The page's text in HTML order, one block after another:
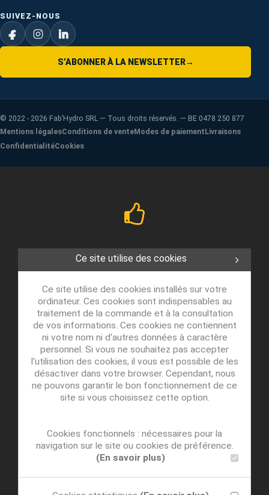
SUIVEZ-NOUS
S’ABONNER À LA NEWSLETTER→
© 2022 - 2026 Fab’Hydro SRL — Tous droits réservés. — BE 0478 250 877
Mentions légalesConditions de venteModes de paiementLivraisons
ConfidentialitéCookies
Ce site utilise des cookies
Ce site utilise des cookies installés sur votre
ordinateur. Ces cookies sont indispensables au
traitement de la commande et à la consultation
de vos informations. Ces cookies ne contiennent
ni votre nom ni d'autres données à caractère
personnel. Si vous ne souhaitez pas accepter
l'utilisation des cookies, il vous est possible de les
désactiver dans votre browser. Cependant, nous
ne pouvons garantir le bon fonctionnement de ce
site si vous choisissez cette option.
Cookies fonctionnels : nécessaires pour la
navigation sur le site ou cookies de préférence.
(En savoir plus)